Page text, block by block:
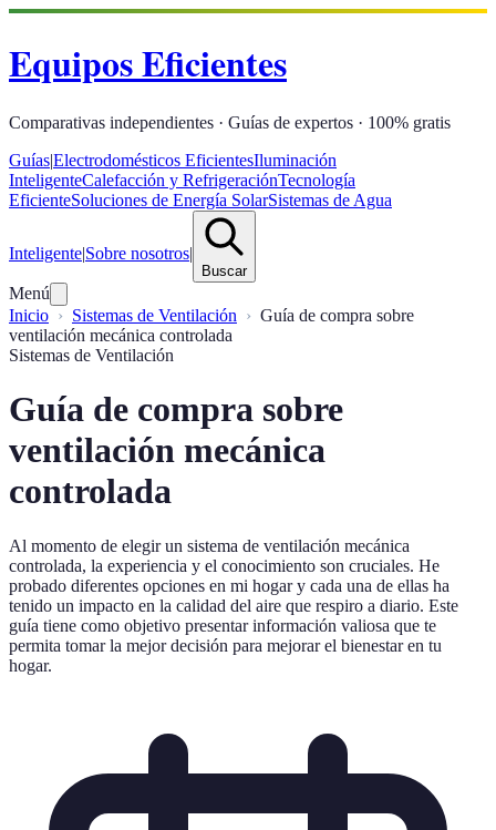
Equipos Eficientes
Comparativas independientes · Guías de expertos · 100% gratis
Guías|Electrodomésticos EficientesIluminación
InteligenteCalefacción y RefrigeraciónTecnología
EficienteSoluciones de Energía SolarSistemas de Agua
Inteligente|Sobre nosotros|
Buscar
Menú
Inicio
Sistemas de Ventilación
Guía de compra sobre
ventilación mecánica controlada
Sistemas de Ventilación
Guía de compra sobre
ventilación mecánica
controlada
Al momento de elegir un sistema de ventilación mecánica
controlada, la experiencia y el conocimiento son cruciales. He
probado diferentes opciones en mi hogar y cada una de ellas ha
tenido un impacto en la calidad del aire que respiro a diario. Este
guía tiene como objetivo presentar información valiosa que te
permita tomar la mejor decisión para mejorar el bienestar en tu
hogar.